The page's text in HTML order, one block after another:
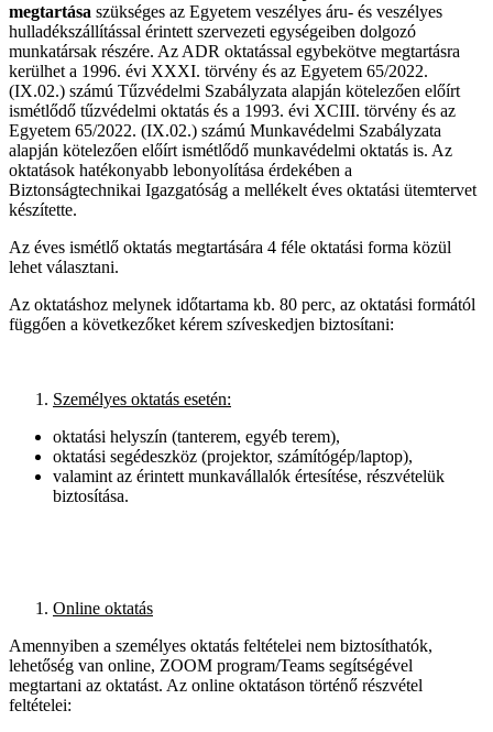
megtartása szükséges az Egyetem veszélyes áru- és veszélyes
hulladékszállítással érintett szervezeti egységeiben dolgozó
munkatársak részére. Az ADR oktatással egybekötve megtartásra
kerülhet a 1996. évi XXXI. törvény és az Egyetem 65/2022.
(IX.02.) számú Tűzvédelmi Szabályzata alapján kötelezően előírt
ismétlődő tűzvédelmi oktatás és a 1993. évi XCIII. törvény és az
Egyetem 65/2022. (IX.02.) számú Munkavédelmi Szabályzata
alapján kötelezően előírt ismétlődő munkavédelmi oktatás is. Az
oktatások hatékonyabb lebonyolítása érdekében a
Biztonságtechnikai Igazgatóság a mellékelt éves oktatási ütemtervet
készítette.
Az éves ismétlő oktatás megtartására 4 féle oktatási forma közül
lehet választani.
Az oktatáshoz melynek időtartama kb. 80 perc, az oktatási formától
függően a következőket kérem szíveskedjen biztosítani:
Személyes oktatás esetén:
oktatási helyszín (tanterem, egyéb terem),
oktatási segédeszköz (projektor, számítógép/laptop),
valamint az érintett munkavállalók értesítése, részvételük
biztosítása.
Online oktatás
Amennyiben a személyes oktatás feltételei nem biztosíthatók,
lehetőség van online, ZOOM program/Teams segítségével
megtartani az oktatást. Az online oktatáson történő részvétel
feltételei: